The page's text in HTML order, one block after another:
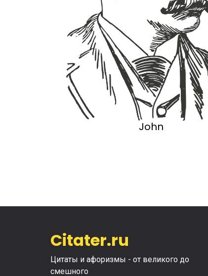
John
Citater.ru
Цитаты и афоризмы - от великого до
смешного